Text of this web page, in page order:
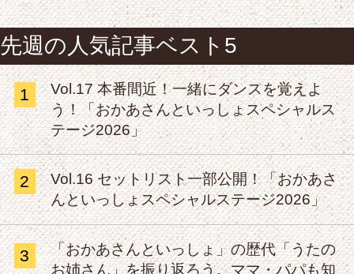
先週の人気記事ベスト5
1
Vol.17 本番間近！一緒にダンスを覚えよ
う！「おかあさんといっしょスペシャルス
テージ2026」
2
Vol.16 セットリスト一部公開！「おかあさ
んといっしょスペシャルステージ2026」
3
「おかあさんといっしょ」の歴代「うたの
お姉さん」を振り返ろう。ママ・パパも知